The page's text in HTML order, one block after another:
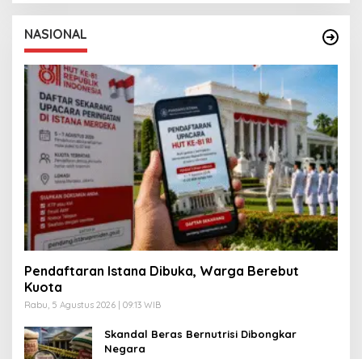
NASIONAL
Pendaftaran Istana Dibuka, Warga Berebut
Kuota
Rabu, 5 Agustus 2026 | 09:13 WIB
Skandal Beras Bernutrisi Dibongkar
Negara